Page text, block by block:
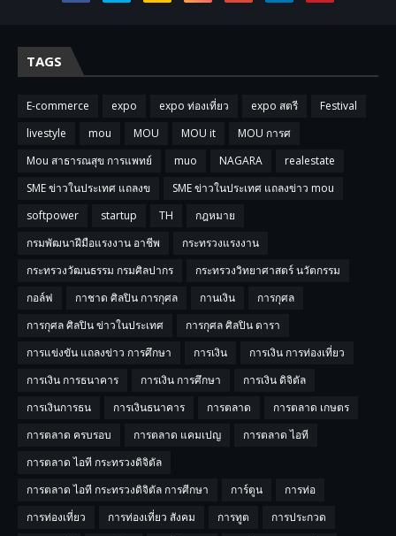
TAGS
E-commerce expo expo ท่องเที่ยว expo สตรี
Festival
livestyle
mou MOU MOU it
MOU การศ
Mou สาธารณสุข การแพทย์
muo NAGARA
realestate
SME ข่าวในประเทศ แถลงข
SME ข่าวในประเทศ แถลงข่าว mou
softpower
startup TH
กฎหมาย
กรมพัฒนาฝีมือแรงงาน อาชีพ
กระทรวงแรงงาน
กระทรวงวัฒนธรรม กรมศิลปากร
กระทรวงวิทยาศาสตร์ นวัตกรรม
กอล์ฟ
กาชาด ศิลปิน การกุศล กานเงิน
การกุศล
การกุศล ศิลปิน ข่าวในประเทศ
การกุศล ศิลปิน ดารา
การแข่งขัน แถลงข่าว การศึกษา
การเงิน
การเงิน การท่องเที่ยว
การเงิน การธนาคาร
การเงิน การศึกษา
การเงิน ดิจิตัล
การเงินการธน
การเงินธนาคาร การตลาด
การตลาด เกษตร
การตลาด ครบรอบ
การตลาด แคมเปญ
การตลาด ไอที
การตลาด ไอที กระทรวงดิจิตัล
การตลาด ไอที กระทรวงดิจิตัล การศีกษา
การ์ตูน
การท่อ
การท่องเที่ยว
การท่องเที่ยว สังคม การทูต
การประกวด